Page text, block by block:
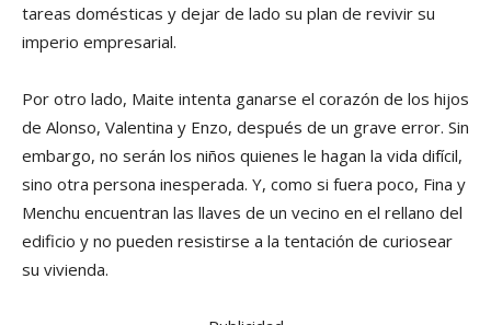
tareas domésticas y dejar de lado su plan de revivir su
imperio empresarial.
Por otro lado, Maite intenta ganarse el corazón de los hijos
de Alonso, Valentina y Enzo, después de un grave error. Sin
embargo, no serán los niños quienes le hagan la vida difícil,
sino otra persona inesperada. Y, como si fuera poco, Fina y
Menchu encuentran las llaves de un vecino en el rellano del
edificio y no pueden resistirse a la tentación de curiosear
su vivienda.